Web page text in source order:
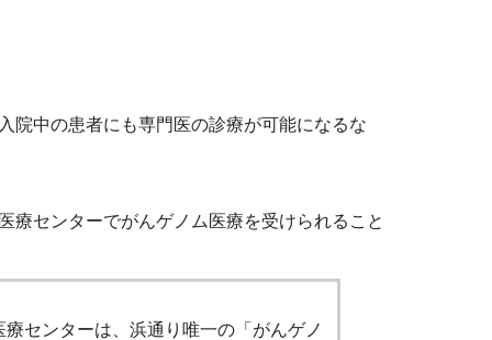
院中の患者にも専門医の診療が可能になるな
療センターでがんゲノム医療を受けられること
センターは、浜通り唯一の「がんゲノ